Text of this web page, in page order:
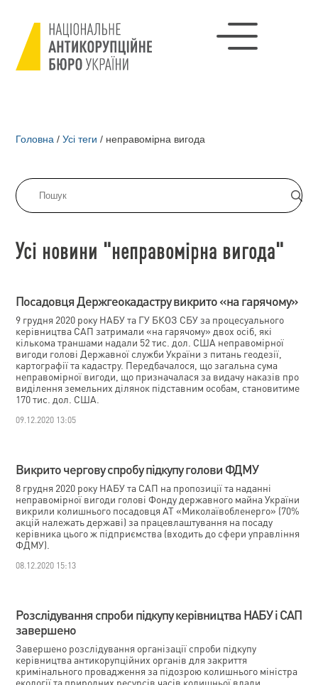
Головна / Усі теги / неправомірна вигода
Усі новини "неправомірна вигода"
Посадовця Держгеокадастру викрито «на гарячому»
9 грудня 2020 року НАБУ та ГУ БКОЗ СБУ за процесуального
керівництва САП затримали «на гарячому» двох осіб, які
кількома траншами надали 52 тис. дол. США неправомірної
вигоди голові Державної служби України з питань геодезії,
картографії та кадастру. Передбачалося, що загальна сума
неправомірної вигоди, що призначалася за видачу наказів про
виділення земельних ділянок підставним особам, становитиме
170 тис. дол. США.
09.12.2020 13:05
Викрито чергову спробу підкупу голови ФДМУ
8 грудня 2020 року НАБУ та САП на пропозиції та наданні
неправомірної вигоди голові Фонду державного майна України
викрили колишнього посадовця АТ «Миколаївобленерго» (70%
акцій належать державі) за працевлаштування на посаду
керівника цього ж підприємства (входить до сфери управління
ФДМУ).
08.12.2020 15:13
Розслідування спроби підкупу керівництва НАБУ і САП
завершено
Завершено розслідування організації спроби підкупу
керівництва антикорупційних органів для закриття
кримінального провадження за підозрою колишнього міністра
екології та природних ресурсів часів колишньої влади.